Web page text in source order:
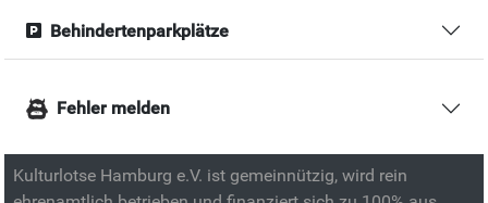
Behindertenparkplätze
Fehler melden
Kulturlotse Hamburg e.V. ist gemeinnützig, wird rein